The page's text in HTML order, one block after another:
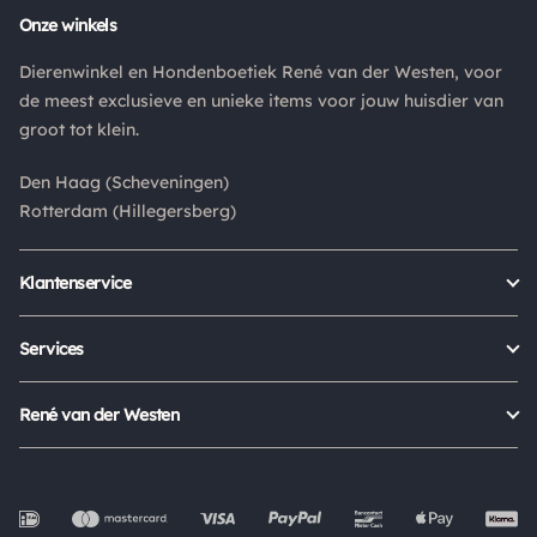
Is een product dat je besteld hebt niet naar wens? Dan kan je
het product altijd retourneren binnen 14 dagen. De
retourkosten bedragen € 6.75 en zijn voor eigen rekening.
pakketten die bij een pakketpunt worden geleverd halen wij
niet af.
Onze winkels
Dierenwinkel en Hondenboetiek René van der Westen, voor
de meest exclusieve en unieke items voor jouw huisdier van
groot tot klein.
Den Haag (Scheveningen)
Rotterdam (Hillegersberg)
Klantenservice
Retour aanmelden
Status bestelling
Mijn account
Services
Algemene voorwaarden
René van der Westen
Werken bij